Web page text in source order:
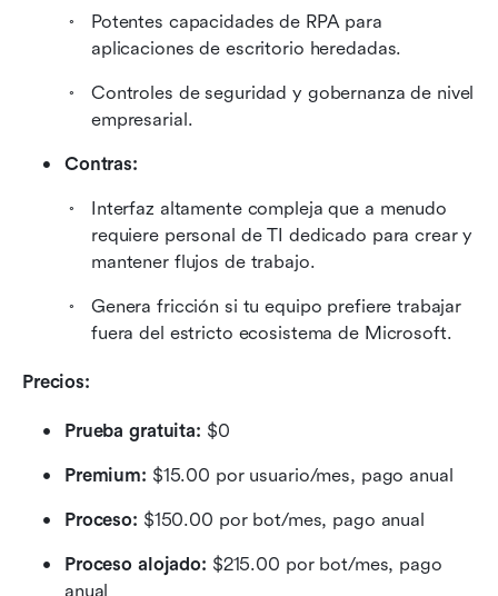
Potentes capacidades de RPA para
aplicaciones de escritorio heredadas.
Controles de seguridad y gobernanza de nivel
empresarial.
Contras:
Interfaz altamente compleja que a menudo
requiere personal de TI dedicado para crear y
mantener flujos de trabajo.
Genera fricción si tu equipo prefiere trabajar
fuera del estricto ecosistema de Microsoft.
Precios:
Prueba gratuita: $0
Premium: $15.00 por usuario/mes, pago anual
Proceso: $150.00 por bot/mes, pago anual
Proceso alojado: $215.00 por bot/mes, pago
anual